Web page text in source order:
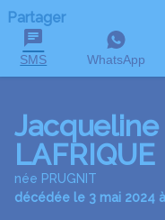
Partager
SMS WhatsApp
Jacqueline
LAFRIQUE
née PRUGNIT
décédée le 3 mai 2024